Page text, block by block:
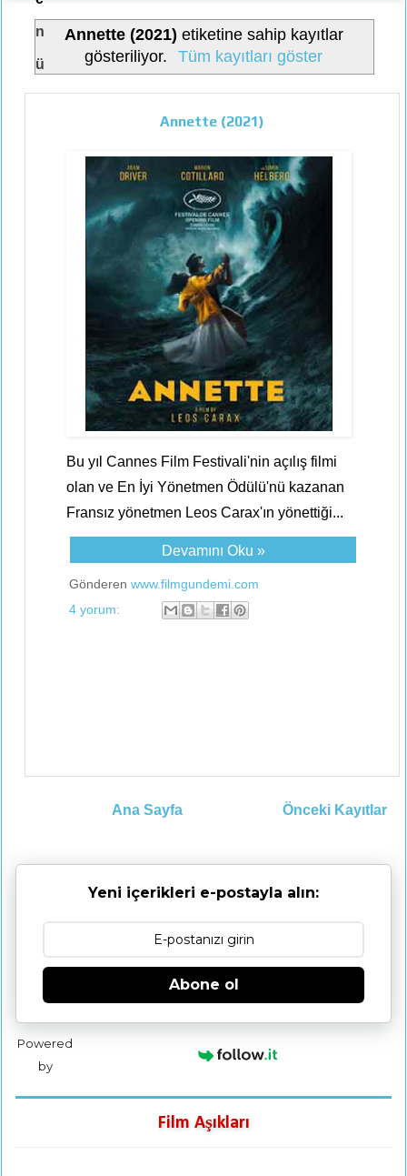
n
ü
Annette (2021) etiketine sahip kayıtlar
gösteriliyor.
Tüm kayıtları göster
Annette (2021)
Bu yıl Cannes Film Festivali'nin açılış filmi
olan ve En İyi Yönetmen Ödülü'nü kazanan
Fransız yönetmen Leos Carax'ın yönettiği...
Devamını Oku »
Gönderen www.filmgundemi.com
4 yorum:
Önceki Kayıtlar
Ana Sayfa
Yeni içerikleri e-postayla alın:
Abone ol
Powered
by
Film Aşıkları